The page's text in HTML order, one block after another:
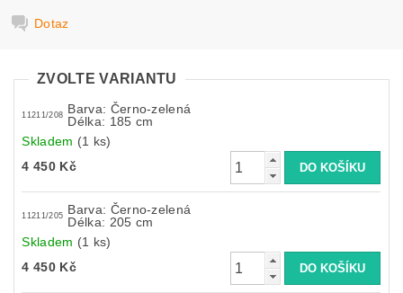
Dotaz
ZVOLTE VARIANTU
11211/208 Barva: Černo-zelená
Délka: 185 cm
Skladem (1 ks)
4 450 Kč
11211/205 Barva: Černo-zelená
Délka: 205 cm
Skladem (1 ks)
4 450 Kč